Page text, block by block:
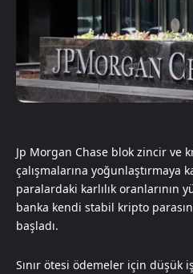
Jp Morgan Chase blok zincir ve
çalışmalarına yoğunlaştırmaya
paralardaki karlılık oranlarının
banka kendi stabil kripto
başladı.
Sınır ötesi ödemeler için